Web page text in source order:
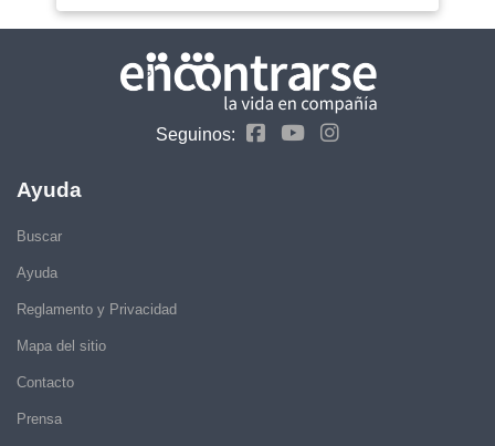
Seguinos:
Ayuda
Buscar
Ayuda
Reglamento y Privacidad
Mapa del sitio
Contacto
Prensa